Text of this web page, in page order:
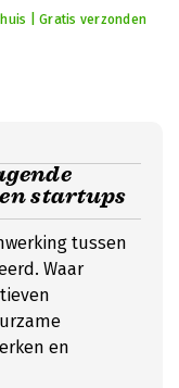
| Gratis verzonden
startups
tussen
Waar
en